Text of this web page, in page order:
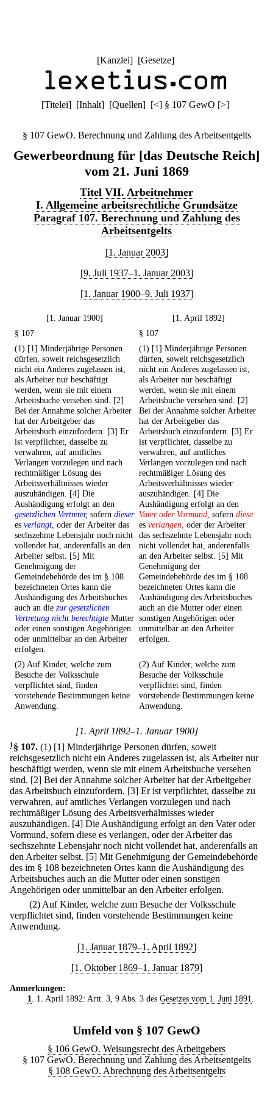
[Kanzlei] [Gesetze]
[Titelei] [Inhalt] [Quellen] [<] § 107 GewO [>]
§ 107 GewO. Berechnung und Zahlung des Arbeitsentgelts
Gewerbeordnung für [das Deutsche Reich]
vom 21. Juni 1869
Titel VII. Arbeitnehmer
I. Allgemeine arbeitsrechtliche Grundsätze
Paragraf 107. Berechnung und Zahlung des
Arbeitsentgelts
[1. Januar 2003]
[9. Juli 1937–1. Januar 2003]
[1. Januar 1900–9. Juli 1937]
[1. Januar 1900]
[1. April 1892]
§ 107
§ 107
(1) [1] Minderjährige Personen
dürfen, soweit reichsgesetzlich
nicht ein Anderes zugelassen ist,
als Arbeiter nur beschäftigt
werden, wenn sie mit einem
Arbeitsbuche versehen sind. [2]
Bei der Annahme solcher Arbeiter
hat der Arbeitgeber das
Arbeitsbuch einzufordern. [3] Er
ist verpflichtet, dasselbe zu
verwahren, auf amtliches
Verlangen vorzulegen und nach
rechtmäßiger Lösung des
Arbeitsverhältnisses wieder
auszuhändigen. [4] Die
Aushändigung erfolgt an den
gesetzlichen Vertreter, sofern dieser
es verlangt, oder der Arbeiter das
sechszehnte Lebensjahr noch nicht
vollendet hat, anderenfalls an den
Arbeiter selbst. [5] Mit
Genehmigung der
Gemeindebehörde des im § 108
bezeichneten Ortes kann die
Aushändigung des Arbeitsbuches
auch an die zur gesetzlichen
Vertretung nicht berechtigte Mutter
oder einen sonstigen Angehörigen
oder unmittelbar an den Arbeiter
erfolgen.
(1) [1] Minderjährige Personen
dürfen, soweit reichsgesetzlich
nicht ein Anderes zugelassen ist,
als Arbeiter nur beschäftigt
werden, wenn sie mit einem
Arbeitsbuche versehen sind. [2]
Bei der Annahme solcher Arbeiter
hat der Arbeitgeber das
Arbeitsbuch einzufordern. [3] Er
ist verpflichtet, dasselbe zu
verwahren, auf amtliches
Verlangen vorzulegen und nach
rechtmäßiger Lösung des
Arbeitsverhältnisses wieder
auszuhändigen. [4] Die
Aushändigung erfolgt an den
Vater oder Vormund, sofern diese
es verlangen, oder der Arbeiter
das sechszehnte Lebensjahr noch
nicht vollendet hat, anderenfalls
an den Arbeiter selbst. [5] Mit
Genehmigung der
Gemeindebehörde des im § 108
bezeichneten Ortes kann die
Aushändigung des Arbeitsbuches
auch an die Mutter oder einen
sonstigen Angehörigen oder
unmittelbar an den Arbeiter
erfolgen.
(2) Auf Kinder, welche zum
Besuche der Volksschule
verpflichtet sind, finden
vorstehende Bestimmungen keine
Anwendung.
(2) Auf Kinder, welche zum
Besuche der Volksschule
verpflichtet sind, finden
vorstehende Bestimmungen keine
Anwendung.
[1. April 1892–1. Januar 1900]
1§ 107. (1) [1] Minderjährige Personen dürfen, soweit
reichsgesetzlich nicht ein Anderes zugelassen ist, als Arbeiter nur
beschäftigt werden, wenn sie mit einem Arbeitsbuche versehen
sind. [2] Bei der Annahme solcher Arbeiter hat der Arbeitgeber
das Arbeitsbuch einzufordern. [3] Er ist verpflichtet, dasselbe zu
verwahren, auf amtliches Verlangen vorzulegen und nach
rechtmäßiger Lösung des Arbeitsverhältnisses wieder
auszuhändigen. [4] Die Aushändigung erfolgt an den Vater oder
Vormund, sofern diese es verlangen, oder der Arbeiter das
sechszehnte Lebensjahr noch nicht vollendet hat, anderenfalls an
den Arbeiter selbst. [5] Mit Genehmigung der Gemeindebehörde
des im § 108 bezeichneten Ortes kann die Aushändigung des
Arbeitsbuches auch an die Mutter oder einen sonstigen
Angehörigen oder unmittelbar an den Arbeiter erfolgen.
(2) Auf Kinder, welche zum Besuche der Volksschule
verpflichtet sind, finden vorstehende Bestimmungen keine
Anwendung.
[1. Januar 1879–1. April 1892]
[1. Oktober 1869–1. Januar 1879]
Anmerkungen:
1
. 1. April 1892: Artt. 3, 9 Abs. 3 des Gesetzes vom 1. Juni 1891
Umfeld von § 107 GewO
§ 106 GewO. Weisungsrecht des Arbeitgebers
§ 107 GewO. Berechnung und Zahlung des Arbeitsentgelts
§ 108 GewO. Abrechnung des Arbeitsentgelts